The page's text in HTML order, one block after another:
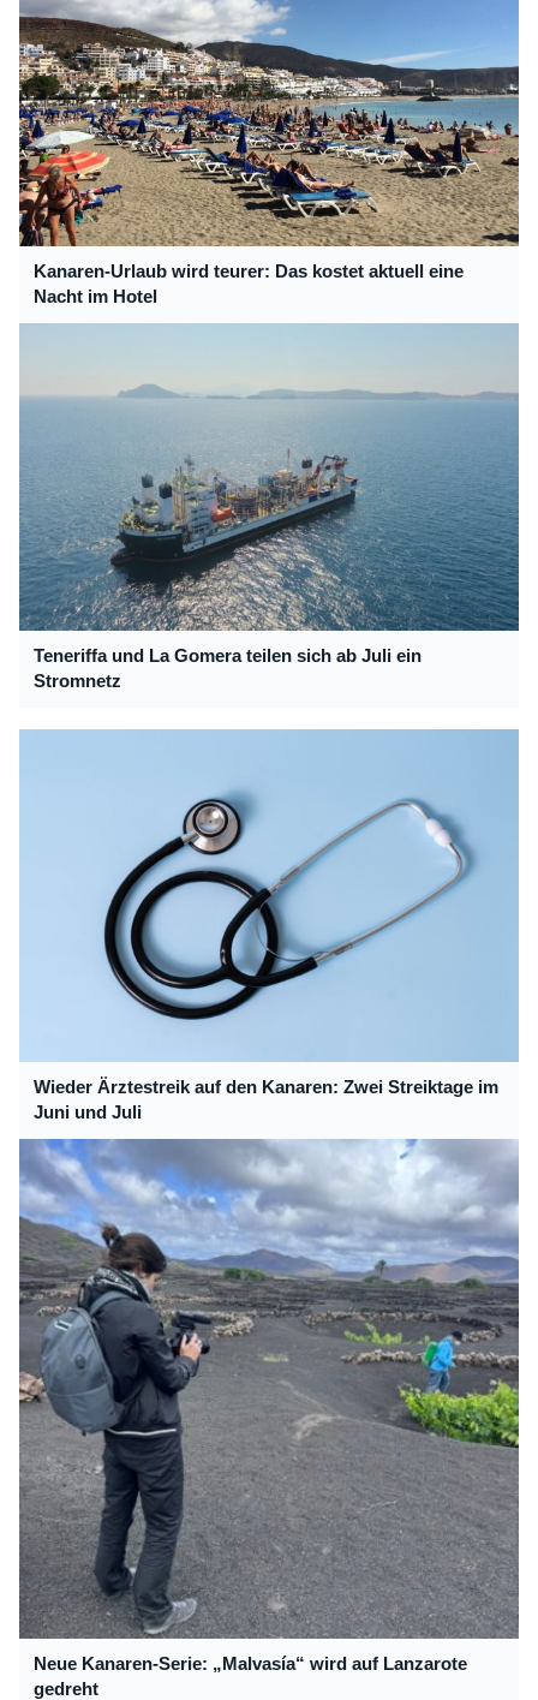
Kanaren-Urlaub wird teurer: Das kostet aktuell eine
Nacht im Hotel
Teneriffa und La Gomera teilen sich ab Juli ein
Stromnetz
Wieder Ärztestreik auf den Kanaren: Zwei Streiktage im
Juni und Juli
Neue Kanaren-Serie: „Malvasía“ wird auf Lanzarote
gedreht